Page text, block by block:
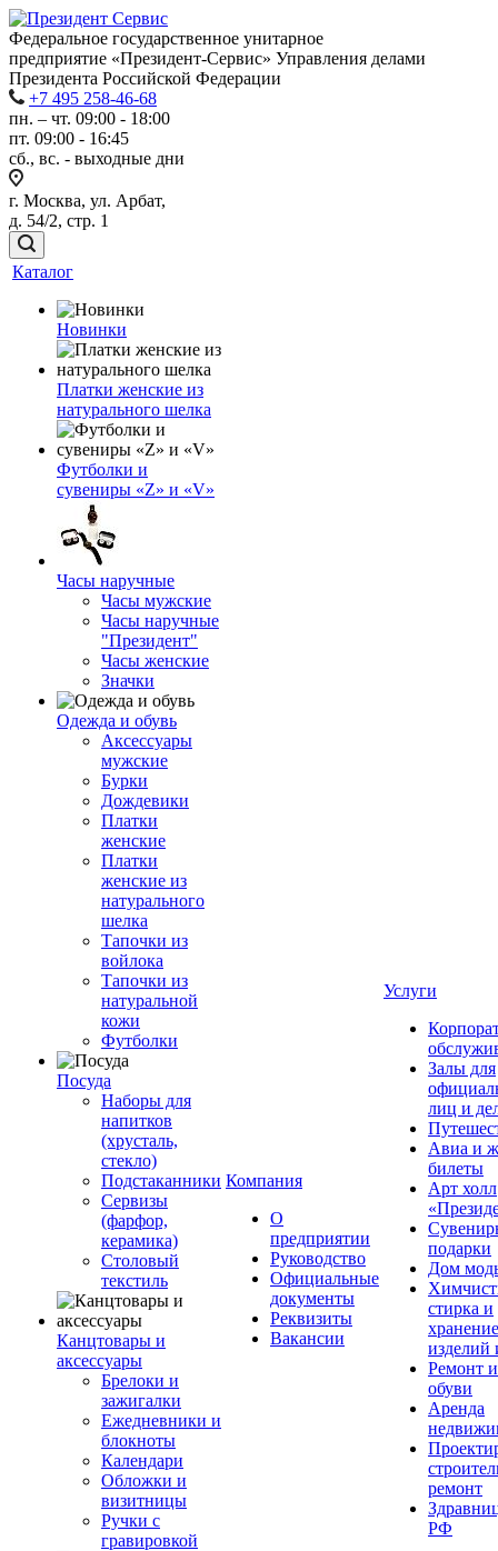
Федеральное государственное унитарное
предприятие «Президент-Сервис» Управления делами
Президента Российской Федерации
+7 495 258-46-68
пн. – чт. 09:00 - 18:00
пт. 09:00 - 16:45
сб., вс. - выходные дни
г. Москва, ул. Арбат,
д. 54/2, стр. 1
Каталог
Новинки
Платки женские из
натурального шелка
Футболки и
сувениры «Z» и «V»
Часы наручные
Часы мужские
Часы наручные
"Президент"
Часы женские
Значки
Одежда и обувь
Аксессуары
мужские
Бурки
Дождевики
Платки
женские
Платки
женские из
натурального
шелка
Тапочки из
войлока
Тапочки из
натуральной
кожи
Футболки
Посуда
Наборы для
напитков
(хрусталь,
стекло)
Подстаканники
Сервизы
(фарфор,
керамика)
Столовый
текстиль
Канцтовары и
аксессуары
Брелоки и
зажигалки
Ежедневники и
блокноты
Календари
Обложки и
визитницы
Ручки с
гравировкой
Компания
О
предприятии
Руководство
Официальные
документы
Реквизиты
Вакансии
Услуги
Залы для
лиц и
Авиа и
билеты
Арт холл
подарки
Дом
стирка и
хранение
изделий
Ремонт
обуви
Аренда
ремонт
РФ